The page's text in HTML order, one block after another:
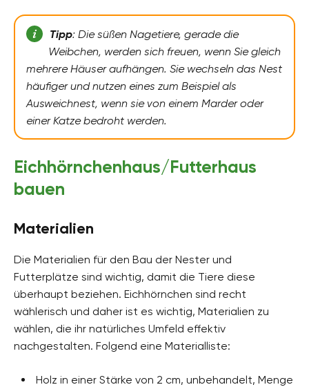
Tipp: Die süßen Nagetiere, gerade die
Weibchen, werden sich freuen, wenn Sie gleich
mehrere Häuser aufhängen. Sie wechseln das Nest
häufiger und nutzen eines zum Beispiel als
Ausweichnest, wenn sie von einem Marder oder
einer Katze bedroht werden.
Eichhörnchenhaus/Futterhaus
bauen
Materialien
Die Materialien für den Bau der Nester und
Futterplätze sind wichtig, damit die Tiere diese
überhaupt beziehen. Eichhörnchen sind recht
wählerisch und daher ist es wichtig, Materialien zu
wählen, die ihr natürliches Umfeld effektiv
nachgestalten. Folgend eine Materialliste:
Holz in einer Stärke von 2 cm, unbehandelt, Menge